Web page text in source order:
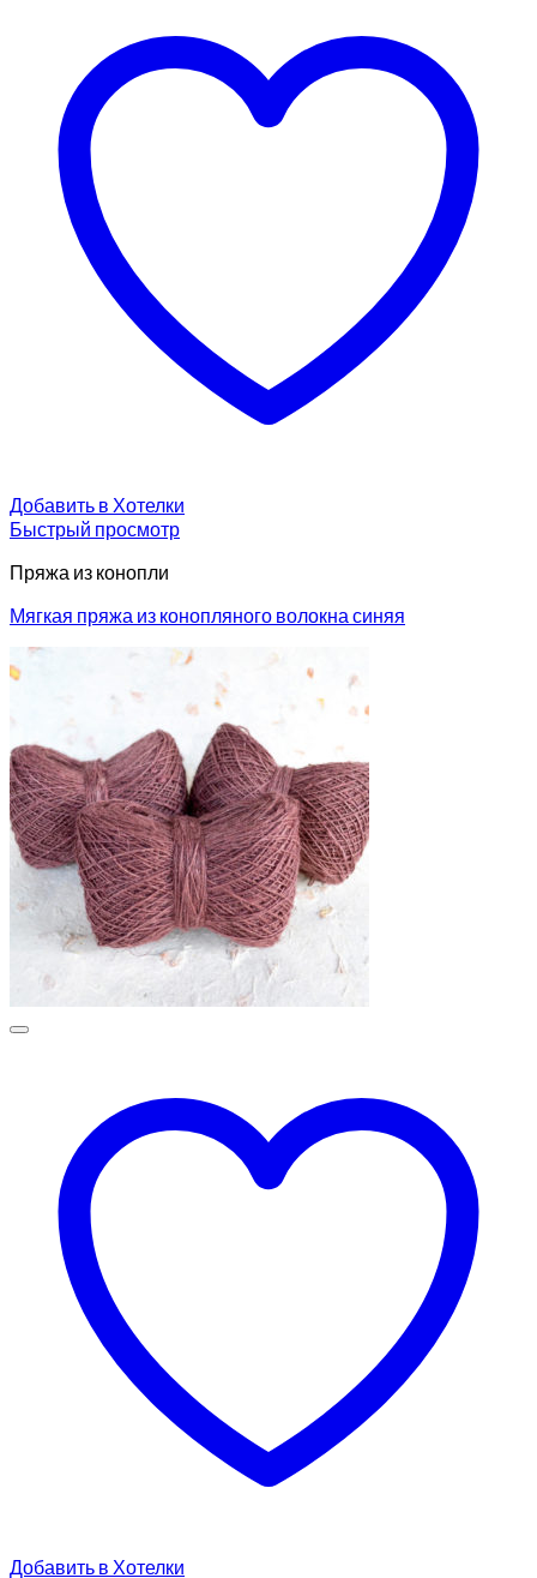
Добавить в Хотелки
Быстрый просмотр
Пряжа из конопли
Мягкая пряжа из конопляного волокна синяя
Добавить в Хотелки